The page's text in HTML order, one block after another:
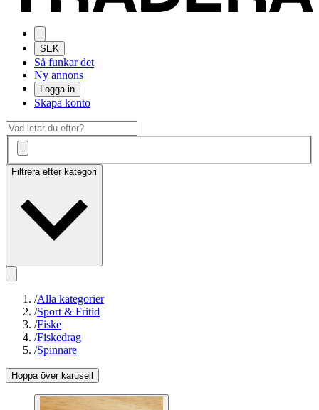
SEK
Så funkar det
Ny annons
Logga in
Skapa konto
Filtrera efter kategori
/Alla kategorier
/Sport & Fritid
/Fiske
/Fiskedrag
/Spinnare
Hoppa över karusell